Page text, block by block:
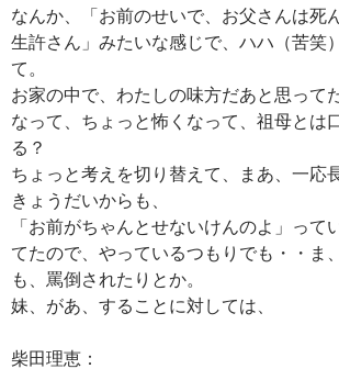
なんか、「お前のせいで、お父さんは死
生許さん」みたいな感じで、ハハ（苦笑
て。
お家の中で、わたしの味方だあと思って
なって、ちょっと怖くなって、祖母とは
る？
ちょっと考えを切り替えて、まあ、一応
きょうだいからも、
「お前がちゃんとせないけんのよ」って
てたので、やっているつもりでも・・ま
も、罵倒されたりとか。
妹、があ、することに対しては、
柴田理恵：